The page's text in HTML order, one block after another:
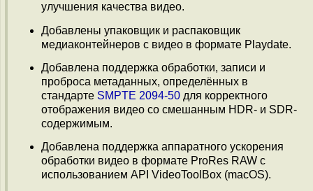
улучшения качества видео.
Добавлены упаковщик и распаковщик
медиаконтейнеров с видео в формате Playdate.
Добавлена поддержка обработки, записи и
проброса метаданных, определённых в
стандарте SMPTE 2094-50 для корректного
отображения видео со смешанным HDR- и SDR-
содержимым.
Добавлена поддержка аппаратного ускорения
обработки видео в формате ProRes RAW с
использованием API VideoToolBox (macOS).